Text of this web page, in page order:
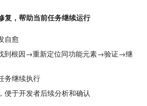
复，帮助当前任务继续运行
自愈
到根因→重新定位同功能元素→验证→继
务继续执行
便于开发者后续分析和确认